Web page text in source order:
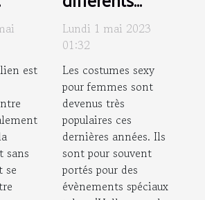
est
sans
se
types de
costumes
sexys pour
femme
disponibles sur
le marché ?
Lundi 1 mai 2023
01:32
Les costumes sexy
pour femmes sont
devenus très
populaires ces
dernières années. Ils
sont pour souvent
portés pour des
évènements spéciaux